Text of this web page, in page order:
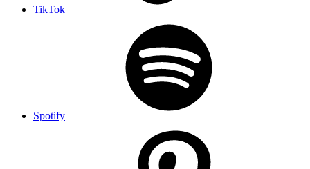
TikTok
Spotify